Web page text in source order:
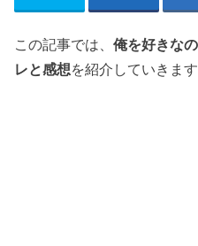
この記事では、俺を好きな
レと感想を紹介していきます